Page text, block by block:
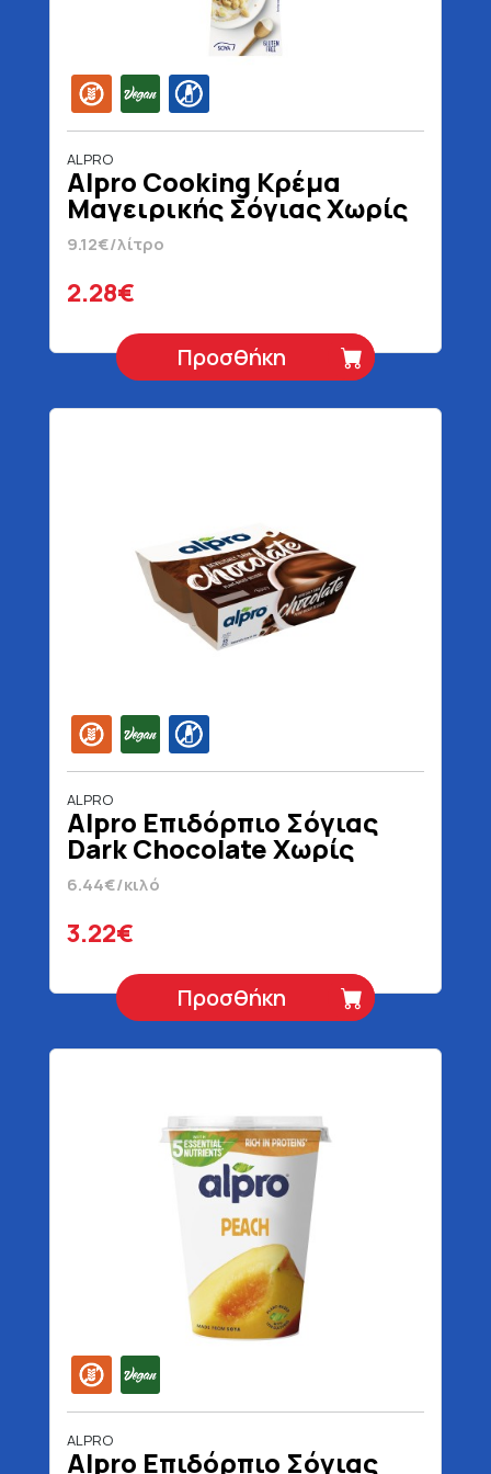
ALPRO
Alpro Cooking Κρέμα
Μαγειρικής Σόγιας Χωρίς
Λακτόζη Vegan Χωρίς
Γλουτένη 250 ml
9.12€/λίτρο
2.28€
Προσθήκη
ALPRO
Alpro Επιδόρπιο Σόγιας
Dark Chocolate Χωρίς
Λακτόζη Vegan Χωρίς
Γλουτένη 4 x 125 gr
6.44€/κιλό
3.22€
Προσθήκη
ALPRO
Alpro Επιδόρπιο Σόγιας